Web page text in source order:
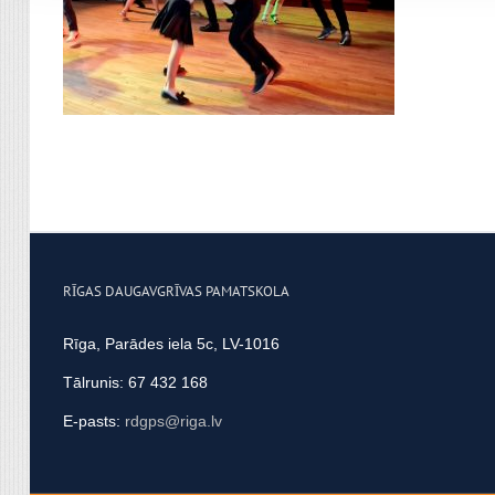
apvienot ar citu
RĪGAS DAUGAVGRĪVAS PAMATSKOLA
Rīga, Parādes iela 5c, LV-1016
Tālrunis: 67 432 168
E-pasts: rdgps@riga.lv